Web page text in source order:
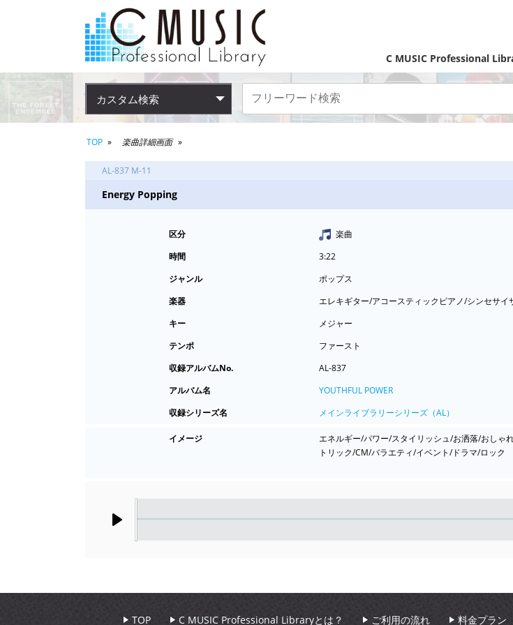
C MUSIC Professional
カスタム検索
TOP 楽曲詳細画面
AL-837 M-11
Energy Popping
区分
楽曲
時間
3:22
ジャンル
ポップス
楽器
エレキギター/アコースティックピアノ/シンセサ
キー
メジャー
テンポ
ファースト
収録アルバムNo.
AL-837
アルバム名
YOUTHFUL POWER
収録シリーズ名
メインライブラリーシリーズ（AL）
イメージ
エネルギー/パワー/スタイリッシュ/お洒落/おしゃ
トリック/CM/バラエティ/イベント/ドラマ/ロック
TOP C MUSIC Professional Libraryとは？ ご利用の流れ 料金プラン